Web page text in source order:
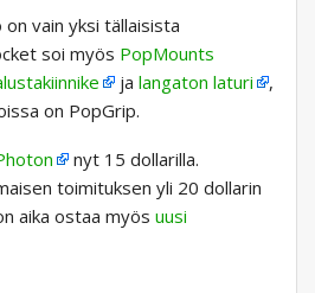
vain yksi tällaisista
soi myös PopMounts
ja langaton laturi
,
on PopGrip.
nyt 15 dollarilla.
toimituksen yli 20 dollarin
aika ostaa myös uusi